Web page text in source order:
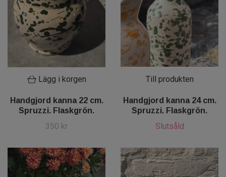
Lägg i korgen
Handgjord kanna 22 cm.
Spruzzi. Flaskgrön.
350 kr
Till produkten
Handgjord kanna 24 cm.
Spruzzi. Flaskgrön.
Slutsåld